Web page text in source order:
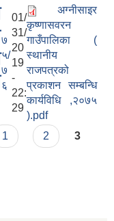
७
५/
७
६
01/
31/
20
19
-
22:
29
अग्नीसाइर
कृष्णासवरन
गाउँपालिका (
स्थानीय
राजपत्रको
प्रकाशन सम्बन्धि
कार्यविधि ,२०७५
).pdf
1 2 3